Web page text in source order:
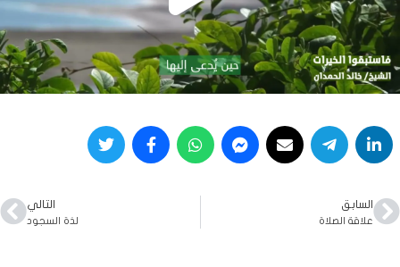
السابق
علاقة الصلاة
التالي
لذة السجود